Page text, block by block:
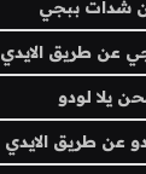
شدات ببجي
عن طريق الايدي
يلا لودو
عن طريق الايدي